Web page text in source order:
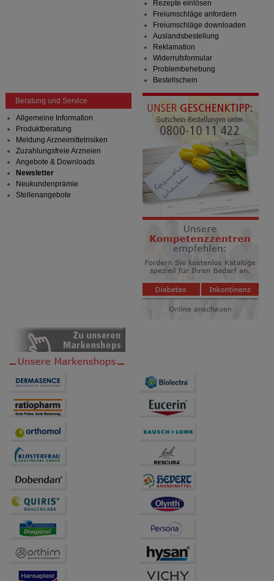
Rezepte einlösen
Freiumschläge anfordern
Freiumschläge downloaden
Auslandsbestellung
Reklamation
Widerrufsformular
Problembehebung
Bestellschein
Beratung und Service
Allgemeine Information
Produktberatung
Meldung Arzneimittelrisiken
Zuzahlungsfreie Arzneien
Angebote & Downloads
Newsletter
Neukundenprämie
Stellenangebote